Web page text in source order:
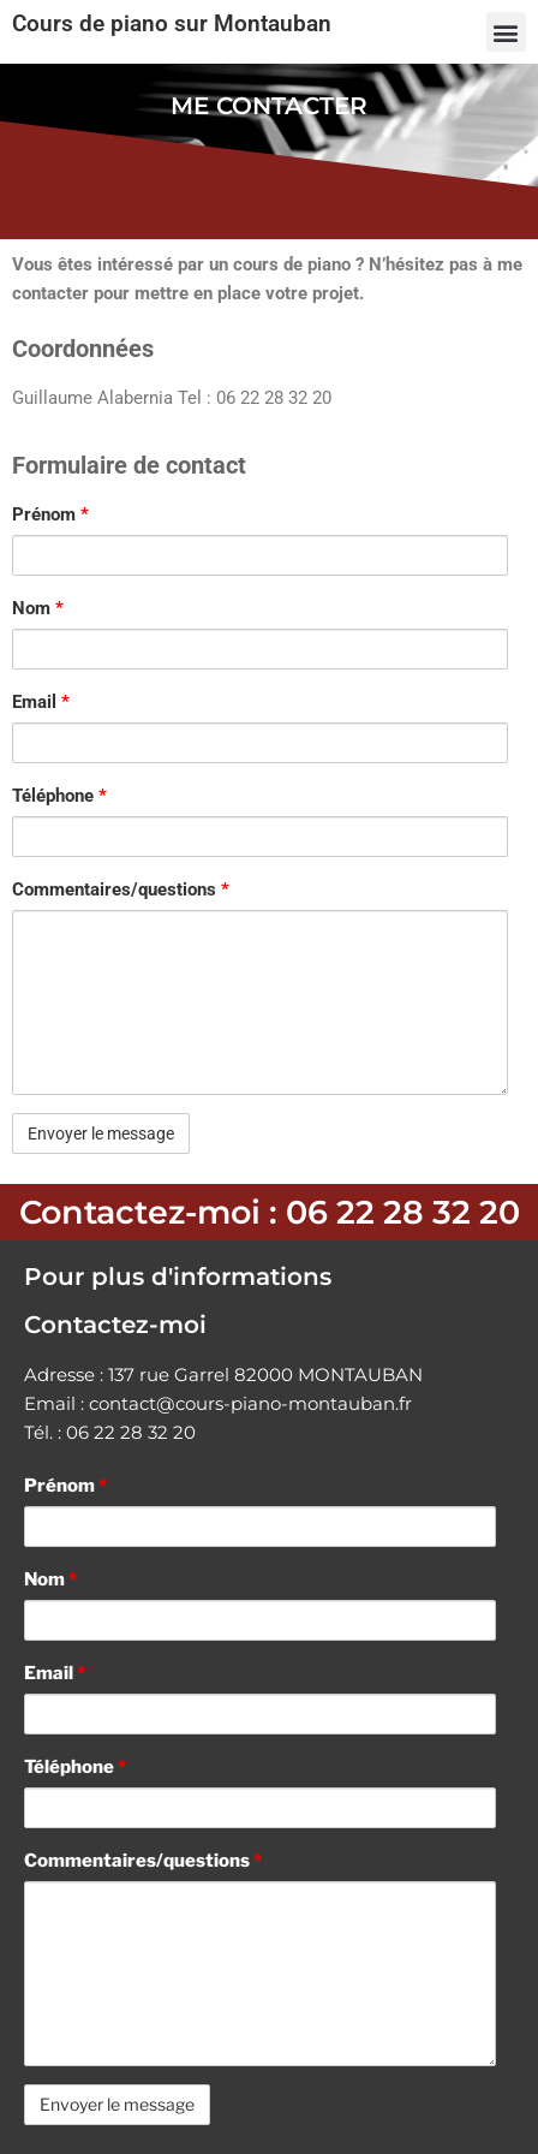
Cours de piano sur Montauban
ME CONTACTER
Vous êtes intéressé par un cours de piano ? N’hésitez pas à me
contacter pour mettre en place votre projet.
Coordonnées
Guillaume Alabernia Tel : 06 22 28 32 20
Formulaire de contact
Prénom *
Nom *
Email *
Téléphone *
Commentaires/questions *
Contactez-moi : 06 22 28 32 20
Pour plus d'informations
Contactez-moi
Adresse : 137 rue Garrel 82000 MONTAUBAN
Email : contact@cours-piano-montauban.fr
Tél. : 06 22 28 32 20
Prénom*
Nom*
Email*
Téléphone*
Commentaires/questions*